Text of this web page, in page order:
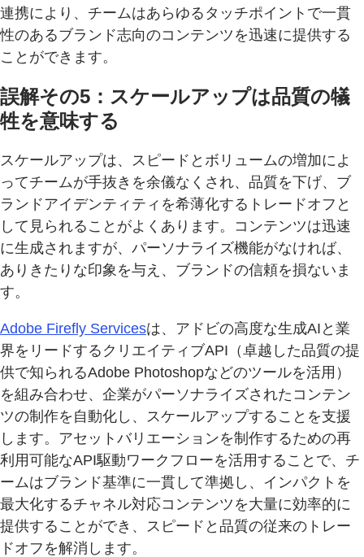
連携により、チームはあらゆるタッチポイントで一貫
性のあるブランド志向のコンテンツを迅速に提供する
ことができます。
誤解その5：スケールアップは品質の犠
牲を意味する
スケールアップは、スピードとボリュームの増加によ
ってチームが手抜きを余儀なくされ、品質を下げ、ブ
ランドアイデンティティを希薄化するトレードオフと
して見られることがよくあります。コンテンツは迅速
に生成されますが、パーソナライズ機能がなければ、
ありきたりな印象を与え、ブランドの信頼を損ないま
す。
Adobe Firefly Servicesは、アドビの高度な生成AIと業
界をリードするクリエイティブAPI（卓越した品質の提
供で知られるAdobe Photoshopなどのツールを活用）
を組み合わせ、企業がパーソナライズされたコンテン
ツの制作を自動化し、スケールアップすることを支援
します。アセットバリエーションを制作するための再
利用可能なAPI駆動ワークフローを活用することで、チ
ームはブランド基準に一貫して準拠し、インパクトを
最大化するチャネル対応コンテンツを大量に効率的に
提供することができ、スピードと品質の従来のトレー
ドオフを解消します。